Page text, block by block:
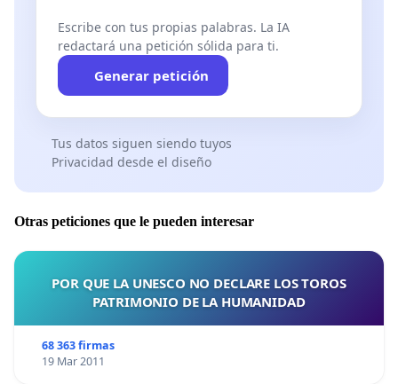
Escribe con tus propias palabras. La IA
redactará una petición sólida para ti.
Generar petición
Tus datos siguen siendo tuyos
Privacidad desde el diseño
Otras peticiones que le pueden interesar
POR QUE LA UNESCO NO DECLARE LOS TOROS
PATRIMONIO DE LA HUMANIDAD
68 363 firmas
19 Mar 2011